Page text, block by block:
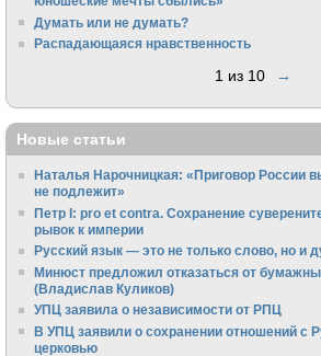
Думать или не думать?
Распадающаяся нравственность
1 из 10 →
Новые статьи
Наталья Нарочницкая: «Приговор России
не подлежит»
Петр I: pro et contra. Сохранение
рывок к империи
Русский язык — это не только слово, но и
Минюст предложил отказаться от
(Владислав Куликов)
УПЦ заявила о независимости от РПЦ
В УПЦ заявили о сохранении отношений с
церковью